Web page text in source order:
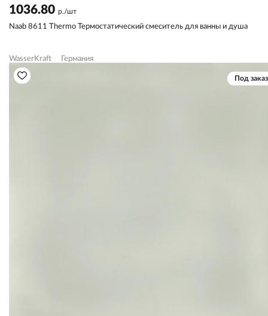
1036.80 р./шт
Naab 8611 Thermo Термостатический смеситель для ванны и душа
WasserKraft Германия
Под заказ